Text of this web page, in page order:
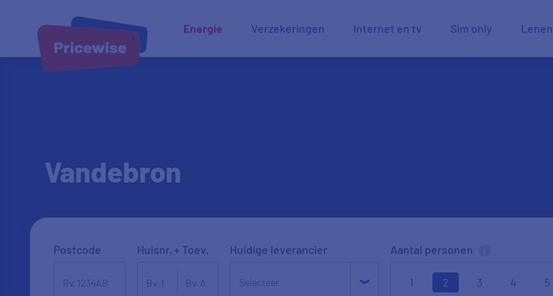
Energie Verzekeringen Internet en tv Sim only Lenen
Vandebron
Postcode Huisnr. + Toev. Huidige leverancier Aantal personen
1 2 3 4 5